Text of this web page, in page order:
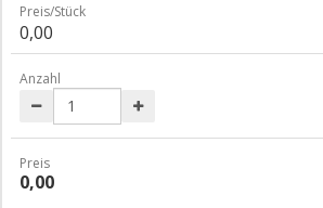
Preis/Stück
0,00
Anzahl
Preis
0,00